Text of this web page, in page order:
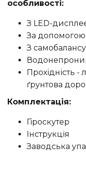
особливості:
З LED-
За
З
Прохідність -
ґрунтова
Комплектація:
Гіроскутер
Інструкція
Заводська